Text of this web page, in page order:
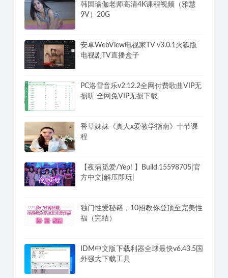
韩国瑜伽老师高清4K课程视频（雅慧
9V）20G
安卓WebView电视家TV v3.0.1火狐版
电视剧TV直播盒子
PC洛雪音乐v2.12.2全网付费歌曲VIP无
损听 全网免VIP无损下载
香草妹妹《真人x爱教学指南》十节课
程
【夜蒲觅爱/Yep! 】Build.15598705|官
方中文|解压即玩|
独门性爱秘籍，10招教你登顶至完美性
福（完结）
IDM中文版下载利器全球最快v6.43.5国
外强大下载工具